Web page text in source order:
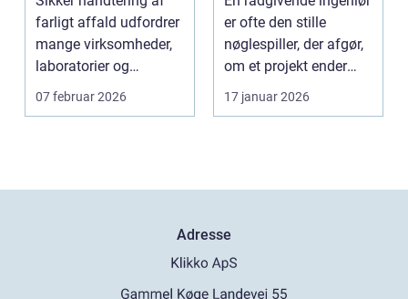
farligt affald udfordrer
mange virksomheder,
laboratorier og
uddannelsessteder....
07 februar 2026
eller
maskinprojekt
er ofte den stille
nøglespiller, der afgør,
om et projekt ender
som en succes...
17 januar 2026
Adresse